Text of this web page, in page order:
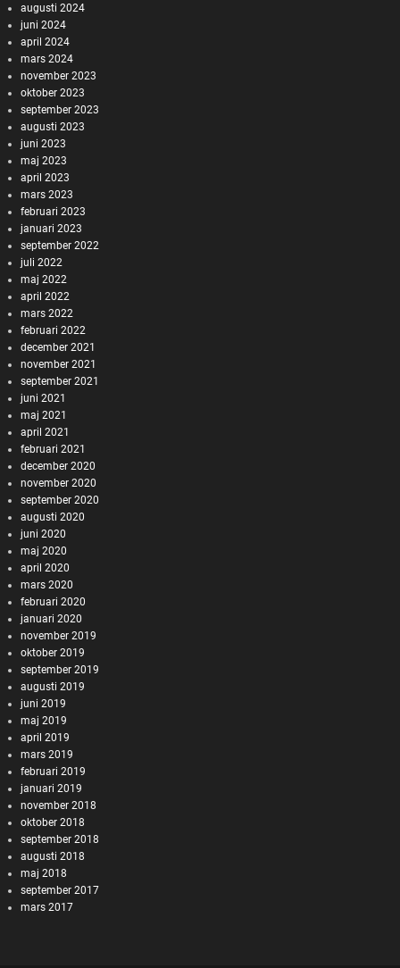
augusti 2024
juni 2024
april 2024
mars 2024
november 2023
oktober 2023
september 2023
augusti 2023
juni 2023
maj 2023
april 2023
mars 2023
februari 2023
januari 2023
september 2022
juli 2022
maj 2022
april 2022
mars 2022
februari 2022
december 2021
november 2021
september 2021
juni 2021
maj 2021
april 2021
februari 2021
december 2020
november 2020
september 2020
augusti 2020
juni 2020
maj 2020
april 2020
mars 2020
februari 2020
januari 2020
november 2019
oktober 2019
september 2019
augusti 2019
juni 2019
maj 2019
april 2019
mars 2019
februari 2019
januari 2019
november 2018
oktober 2018
september 2018
augusti 2018
maj 2018
september 2017
mars 2017